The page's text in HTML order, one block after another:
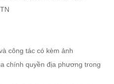
công tác có kèm ảnh
chính quyền địa phương trong